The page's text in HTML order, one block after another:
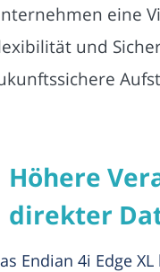
eine
und
Höhere
direkter
Endian 4i Edge